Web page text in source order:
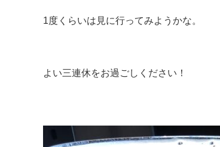
1度くらいは見に行ってみようかな。
よい三連休をお過ごしください！